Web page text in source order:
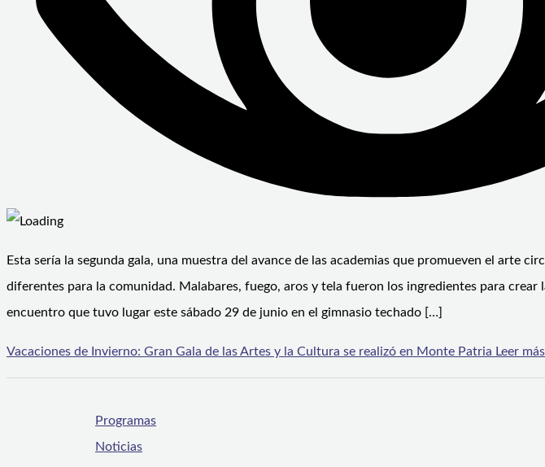
Esta sería la segunda gala, una muestra del avance de las academias que promueven el arte
diferentes para la comunidad. Malabares, fuego, aros y tela fueron los ingredientes para crear
encuentro que tuvo lugar este sábado 29 de junio en el gimnasio techado […]
Vacaciones de Invierno: Gran Gala de las Artes y la Cultura se realizó en Monte Patria Leer
Programas
Noticias